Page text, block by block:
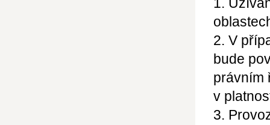
2. V
bude
právním
v
3.